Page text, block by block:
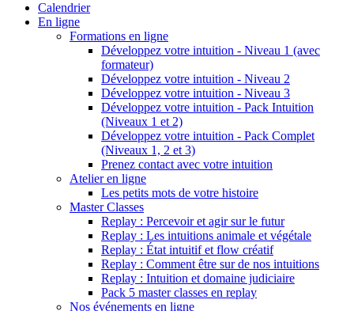
Calendrier
En ligne
Formations en ligne
Développez votre intuition - Niveau 1 (avec
formateur)
Développez votre intuition - Niveau 2
Développez votre intuition - Niveau 3
Développez votre intuition - Pack Intuition
(Niveaux 1 et 2)
Développez votre intuition - Pack Complet
(Niveaux 1, 2 et 3)
Prenez contact avec votre intuition
Atelier en ligne
Les petits mots de votre histoire
Master Classes
Replay : Percevoir et agir sur le futur
Replay : Les intuitions animale et végétale
Replay : État intuitif et flow créatif
Replay : Comment être sur de nos intuitions
Replay : Intuition et domaine judiciaire
Pack 5 master classes en replay
Nos événements en ligne